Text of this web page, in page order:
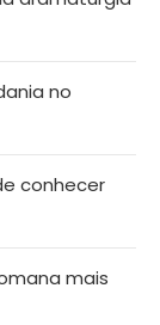
no
conhecer
mais